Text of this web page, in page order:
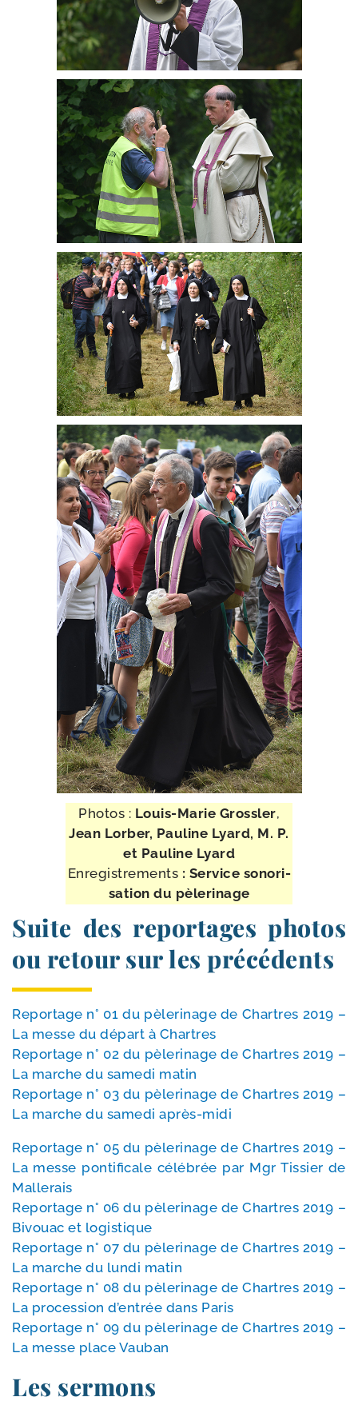
Photos : Louis-​Marie Grossler,
Jean Lorber, Pauline Lyard, M. P.
et Pauline Lyard
Enregistrements : Service sono­ri­
sa­tion du pèlerinage
Suite des reportages photos
ou retour sur les précédents
Reportage n° 01 du pèle­ri­nage de Chartres 2019 –
La messe du départ à Chartres
Reportage n° 02 du pèle­ri­nage de Chartres 2019 –
La marche du same­di matin
Reportage n° 03 du pèle­ri­nage de Chartres 2019 –
La marche du same­di après-midi
Reportage n° 05 du pèle­ri­nage de Chartres 2019 –
La messe pon­ti­fi­cale célé­brée par Mgr Tissier de
Mallerais
Reportage n° 06 du pèle­ri­nage de Chartres 2019 –
Bivouac et logistique
Reportage n° 07 du pèle­ri­nage de Chartres 2019 –
La marche du lun­di matin
Reportage n° 08 du pèle­ri­nage de Chartres 2019 –
La pro­ces­sion d’en­trée dans Paris
Reportage n° 09 du pèle­ri­nage de Chartres 2019 –
La messe place Vauban
Les sermons